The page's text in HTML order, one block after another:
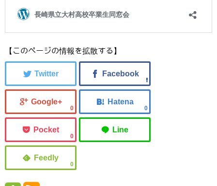
【このページの情報を拡散する】
0 0
0
0